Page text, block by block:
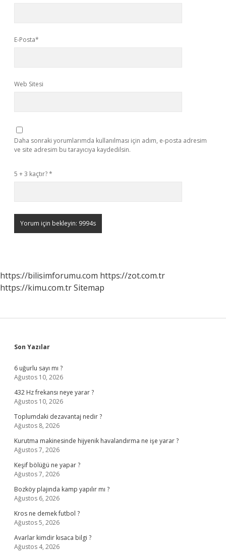
E-Posta*
Web Sitesi
Daha sonraki yorumlarımda kullanılması için adım, e-posta adresim
ve site adresim bu tarayıcıya kaydedilsin.
5 + 3 kaçtır?*
https://bilisimforumu.com https://zot.com.tr
https://kimu.com.trSitemap
Sidebar
Son Yazılar
6 uğurlu sayı mı ?
Ağustos 10, 2026
432 Hz frekansı neye yarar ?
Ağustos 10, 2026
Toplumdaki dezavantaj nedir ?
Ağustos 8, 2026
Kurutma makinesinde hijyenik havalandırma ne işe yarar ?
Ağustos 7, 2026
Keşif bölüğü ne yapar ?
Ağustos 7, 2026
Bozköy plajında kamp yapılır mı ?
Ağustos 6, 2026
Kros ne demek futbol ?
Ağustos 5, 2026
Avarlar kimdir kısaca bilgi ?
Ağustos 4, 2026